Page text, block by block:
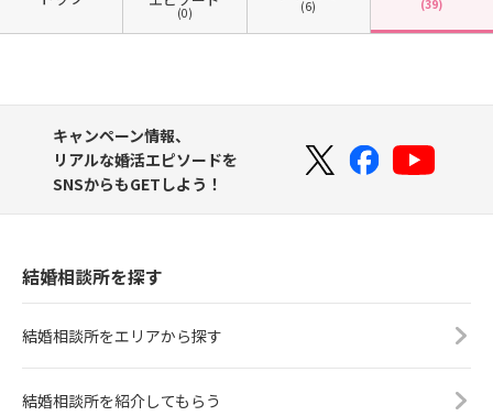
(0) (6) (39)
キャンペーン情報、
リアルな婚活エピソードを
SNSからもGETしよう！
結婚相談所を探す
結婚相談所をエリアから探す
結婚相談所を紹介してもらう